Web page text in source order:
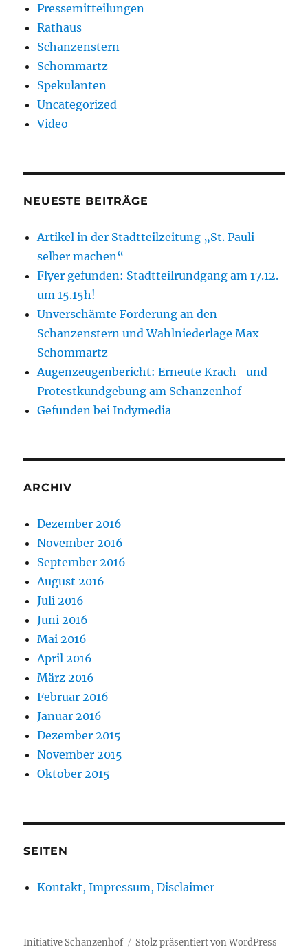
Pressemitteilungen
Rathaus
Schanzenstern
Schommartz
Spekulanten
Uncategorized
Video
NEUESTE BEITRÄGE
Artikel in der Stadtteilzeitung „St. Pauli
selber machen“
Flyer gefunden: Stadtteilrundgang am 17.12.
um 15.15h!
Unverschämte Forderung an den
Schanzenstern und Wahlniederlage Max
Schommartz
Augenzeugenbericht: Erneute Krach- und
Protestkundgebung am Schanzenhof
Gefunden bei Indymedia
ARCHIV
Dezember 2016
November 2016
September 2016
August 2016
Juli 2016
Juni 2016
Mai 2016
April 2016
März 2016
Februar 2016
Januar 2016
Dezember 2015
November 2015
Oktober 2015
SEITEN
Kontakt, Impressum, Disclaimer
Initiative Schanzenhof Stolz präsentiert von WordPress